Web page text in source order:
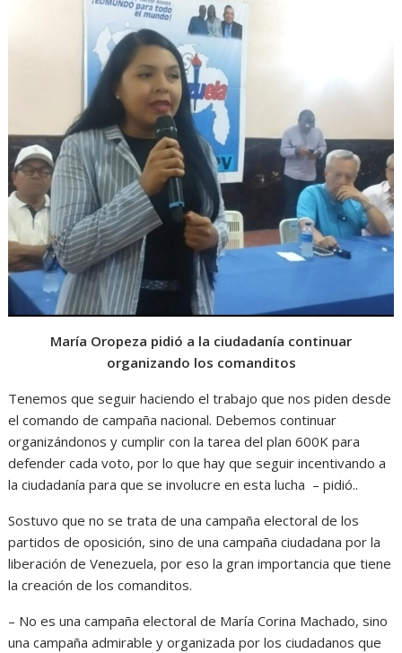
María Oropeza pidió a la ciudadanía continuar
organizando los comanditos
Tenemos que seguir haciendo el trabajo que nos piden desde
el comando de campaña nacional. Debemos continuar
organizándonos y cumplir con la tarea del plan 600K para
defender cada voto, por lo que hay que seguir incentivando a
la ciudadanía para que se involucre en esta lucha – pidió..
Sostuvo que no se trata de una campaña electoral de los
partidos de oposición, sino de una campaña ciudadana por la
liberación de Venezuela, por eso la gran importancia que tiene
la creación de los comanditos.
– No es una campaña electoral de María Corina Machado, sino
una campaña admirable y organizada por los ciudadanos que